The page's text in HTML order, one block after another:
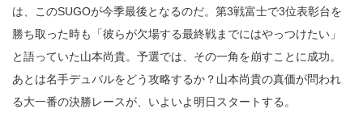
は、このSUGOが今季最後となるのだ。第3戦富士で3位表彰台を
勝ち取った時も「彼らが欠場する最終戦までにはやっつけたい」
と語っていた山本尚貴。予選では、その一角を崩すことに成功。
あとは名手デュバルをどう攻略するか？山本尚貴の真価が問われ
る大一番の決勝レースが、いよいよ明日スタートする。